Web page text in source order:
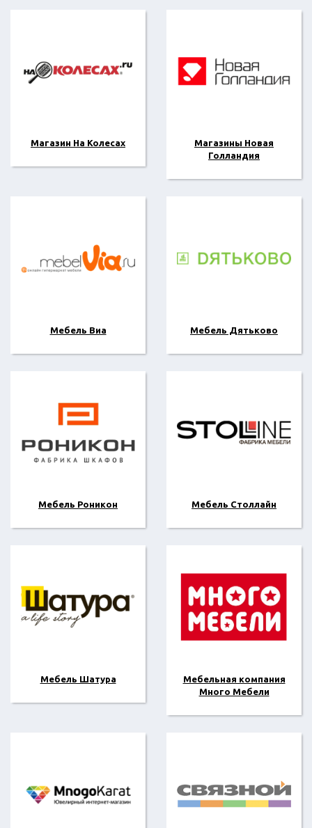
Магазин На Колесах
Магазины Новая
Голландия
Мебель Виа Мебель Дятьково
Мебель Роникон Мебель Столлайн
Мебель Шатура
Мебельная компания
Много Мебели